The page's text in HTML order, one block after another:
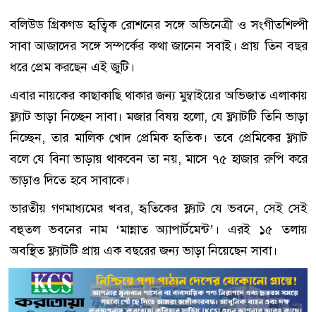
বলিউড গ্রিকগড হৃত্বিক রোশনের সঙ্গে অভিনেত্রী ও সংগীতশিল্পী
সাবা আজাদের সঙ্গে সম্পর্কের কথা জানেন সবাই। প্রায় তিন বছর
ধরে প্রেম করছেন এই জুটি।
এবার নায়কের কাছাকাছি থাকার জন্য মুম্বাইয়ের অভিজাত এলাকায়
ফ্ল্যাট ভাড়া নিচ্ছেন সাবা। মজার বিষয় হলো, যে ফ্ল্যাটটি তিনি ভাড়া
নিচ্ছেন, তার মালিক খোদ প্রেমিক হৃতিক। তবে প্রেমিকের ফ্ল্যাট
বলে যে বিনা ভাড়ায় থাকবেন তা নয়, মাসে ৭৫ হাজার রুপি করে
ভাড়াও দিতে হবে সাবাকে।
ভারতীয় গণমাধ্যমের খবর, হৃতিকের ফ্ল্যাট যে ভবনে, সেই সেই
বহুতল ভবনের নাম ‘মান্নাত অ্যাপার্টমেন্ট’। এরই ১৫ তলায়
অবস্থিত ফ্ল্যাটটি প্রায় এক বছরের জন্য ভাড়া নিয়েছেন সাবা।